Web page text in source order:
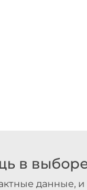
в
данные,